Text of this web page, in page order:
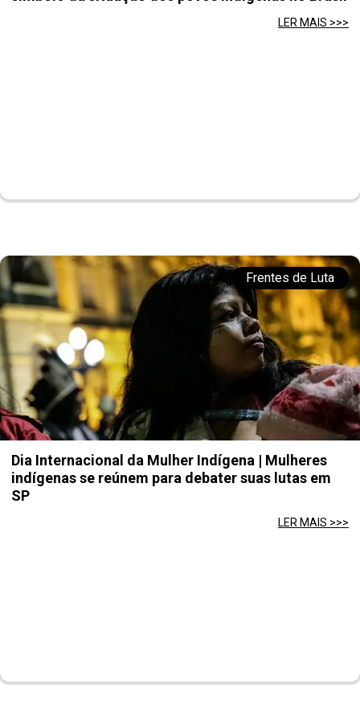
LER MAIS >>>
Frentes de Luta
Dia Internacional da Mulher Indígena | Mulheres
indígenas se reúnem para debater suas lutas em
SP
LER MAIS >>>